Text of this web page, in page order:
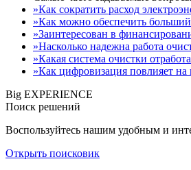
»Как сократить расход
»Как можно обеспечить
»Заинтересован в
»Насколько надежна работа
»Какая система очистки
»Как цифровизация повлияет на
Big EXPERIENCE
Поиск решений
Воспользуйтесь нашим удобным и
Открыть поисковик